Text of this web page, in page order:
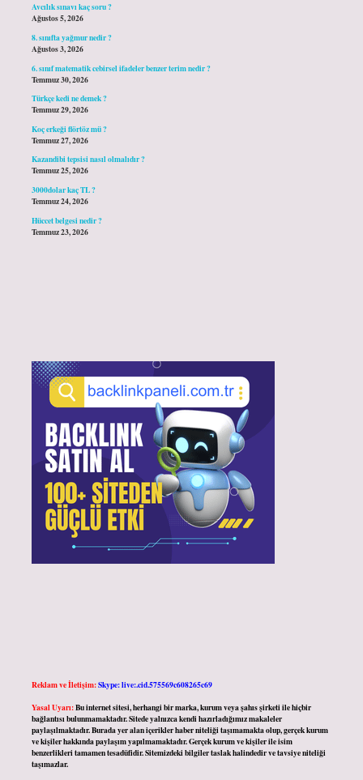
Avcılık sınavı kaç soru ?
Ağustos 5, 2026
8. sınıfta yağmur nedir ?
Ağustos 3, 2026
6. sınıf matematik cebirsel ifadeler benzer terim nedir ?
Temmuz 30, 2026
Türkçe kedi ne demek ?
Temmuz 29, 2026
Koç erkeği flörtöz mü ?
Temmuz 27, 2026
Kazandibi tepsisi nasıl olmalıdır ?
Temmuz 25, 2026
3000dolar kaç TL ?
Temmuz 24, 2026
Hüccet belgesi nedir ?
Temmuz 23, 2026
Reklam ve İletişim:Skype: live:.cid.575569c608265c69
Yasal Uyarı:Bu internet sitesi, herhangi bir marka, kurum veya şahıs şirketi ile hiçbir
bağlantısı bulunmamaktadır. Sitede yalnızca kendi hazırladığımız makaleler
paylaşılmaktadır. Burada yer alan içerikler haber niteliği taşımamakta olup, gerçek kurum
ve kişiler hakkında paylaşım yapılmamaktadır. Gerçek kurum ve kişiler ile isim
benzerlikleri tamamen tesadüfidir. Sitemizdeki bilgiler taslak halindedir ve tavsiye niteliği
taşımazlar.